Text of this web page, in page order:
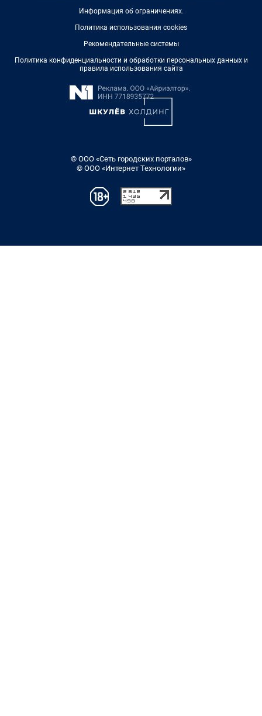
Информация об ограничениях.
Политика использования cookies
Рекомендательные системы
Политика конфиденциальности и обработки персональных данных и
правила использования сайта
© ООО «Сеть городских порталов»
© ООО «Интернет Технологии»